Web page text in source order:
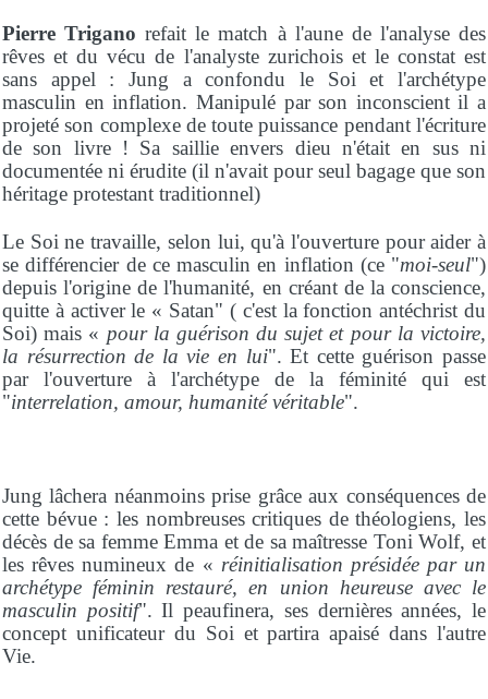
Pierre Trigano refait le match à l'aune de l'analyse des
rêves et du vécu de l'analyste zurichois et le constat est
sans appel : Jung a confondu le Soi et l'archétype
masculin en inflation. Manipulé par son inconscient il a
projeté son complexe de toute puissance pendant l'écriture
de son livre ! Sa saillie envers dieu n'était en sus ni
documentée ni érudite (il n'avait pour seul bagage que son
héritage protestant traditionnel)
Le Soi ne travaille, selon lui, qu'à l'ouverture pour aider à
se différencier de ce masculin en inflation (ce "moi-seul")
depuis l'origine de l'humanité, en créant de la conscience,
quitte à activer le « Satan" ( c'est la fonction antéchrist du
Soi) mais « pour la guérison du sujet et pour la victoire,
la résurrection de la vie en lui". Et cette guérison passe
par l'ouverture à l'archétype de la féminité qui est
"interrelation, amour, humanité véritable".
Jung lâchera néanmoins prise grâce aux conséquences de
cette bévue : les nombreuses critiques de théologiens, les
décès de sa femme Emma et de sa maîtresse Toni Wolf, et
les rêves numineux de « réinitialisation présidée par un
archétype féminin restauré, en union heureuse avec le
masculin positif". Il peaufinera, ses dernières années, le
concept unificateur du Soi et partira apaisé dans l'autre
Vie.